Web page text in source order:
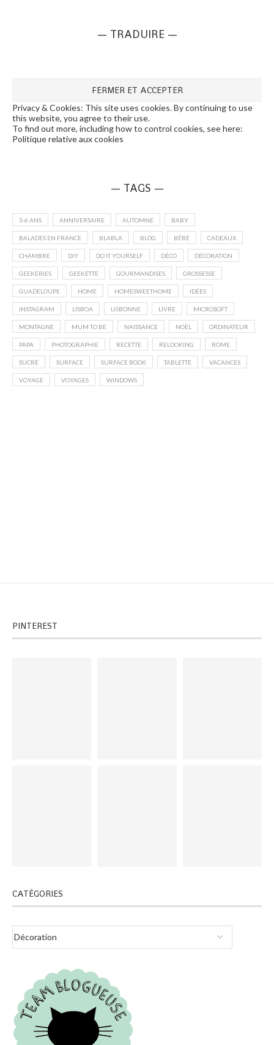
— TRADUIRE —
Privacy & Cookies: This site uses cookies. By continuing to use
this website, you agree to their use.
To find out more, including how to control cookies, see here:
Politique relative aux cookies
— TAGS —
3-6 ANS ANNIVERSAIRE AUTOMNE BABY
BALADES EN FRANCE BLABLA BLOG BÉBÉ CADEAUX
CHAMBRE DIY DO IT YOURSELF DÉCO DÉCORATION
GEEKERIES GEEKETTE GOURMANDISES GROSSESSE
GUADELOUPE HOME HOMESWEETHOME IDÉES
INSTAGRAM LISBOA LISBONNE LIVRE MICROSOFT
MONTAGNE MUM TO BE NAISSANCE NOËL ORDINATEUR
PAPA PHOTOGRAPHIE RECETTE RELOOKING ROME
SUCRÉ SURFACE SURFACE BOOK TABLETTE VACANCES
VOYAGE VOYAGES WINDOWS
PINTEREST
CATÉGORIES